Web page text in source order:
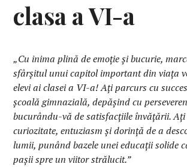
clasa a VI-a
„Cu inima plină de emoție și bucurie,
sfârșitul unui capitol important din viața
elevi ai clasei a VI-a! Ați parcurs cu
școală gimnazială, depășind cu
bucurându-vă de satisfacțiile învățării.
curiozitate, entuziasm și dorință de a
lumii, punând bazele unei educații solide
pașii spre un viitor strălucit.”